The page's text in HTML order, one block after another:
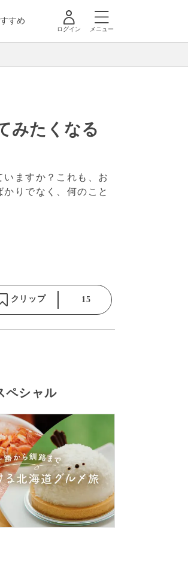
すめ
ログイン メニュー
みたくなる
いますか？これも、お
りでなく、何のこと
クリップ 15
ペシャル